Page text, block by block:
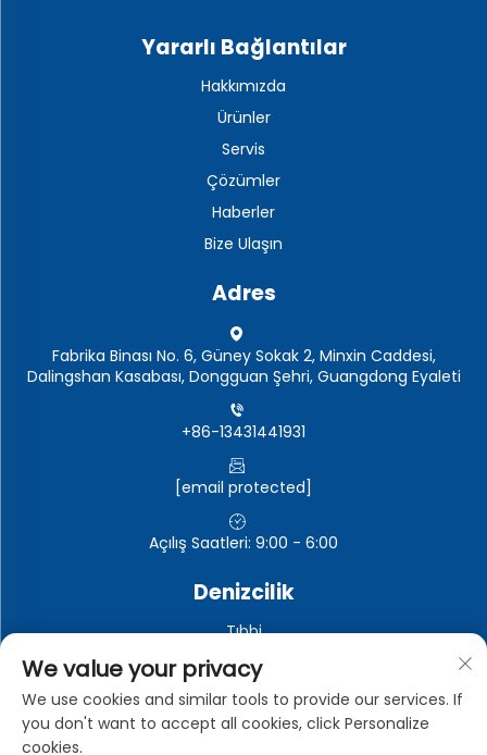
Yararlı Bağlantılar
Hakkımızda
Ürünler
Servis
Çözümler
Haberler
Bize Ulaşın
Adres
Fabrika Binası No. 6, Güney Sokak 2, Minxin Caddesi,
Dalingshan Kasabası, Dongguan Şehri, Guangdong Eyaleti
+86-13431441931
[email protected]
Açılış Saatleri: 9:00 - 6:00
Denizcilik
Tıbbi
Otomotiv elektroniği
Elektronik ve elektrikli cihazlar
Endüstriyel
We value your privacy
We use cookies and similar tools to provide our services. If
you don't want to accept all cookies, click Personalize
cookies.